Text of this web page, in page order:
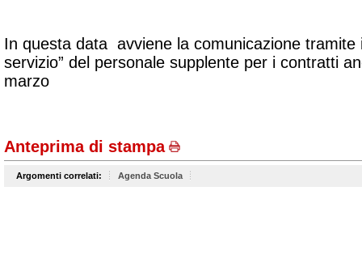
In questa data avviene la comunicazione tramite
servizio” del personale supplente per i contratti
marzo
Anteprima di stampa
Argomenti correlati: Agenda Scuola